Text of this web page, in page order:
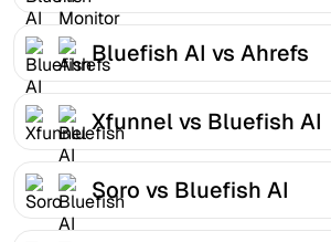
Bluefish AI vs Ahrefs
Xfunnel vs Bluefish AI
Soro vs Bluefish AI